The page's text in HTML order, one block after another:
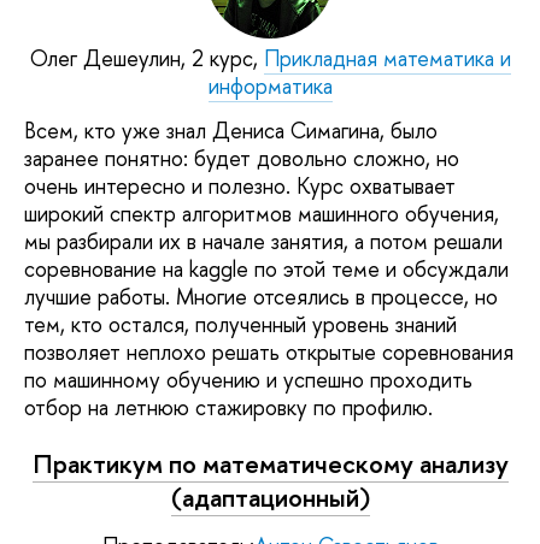
Олег Дешеулин, 2 курс, Прикладная математика и
информатика
Всем, кто уже знал Дениса Симагина, было
заранее понятно: будет довольно сложно, но
очень интересно и полезно. Курс охватывает
широкий спектр алгоритмов машинного обучения,
мы разбирали их в начале занятия, а потом решали
соревнование на kaggle по этой теме и обсуждали
лучшие работы. Многие отсеялись в процессе, но
тем, кто остался, полученный уровень знаний
позволяет неплохо решать открытые соревнования
по машинному обучению и успешно проходить
отбор на летнюю стажировку по профилю.
Практикум по математическому анализу
(адаптационный)